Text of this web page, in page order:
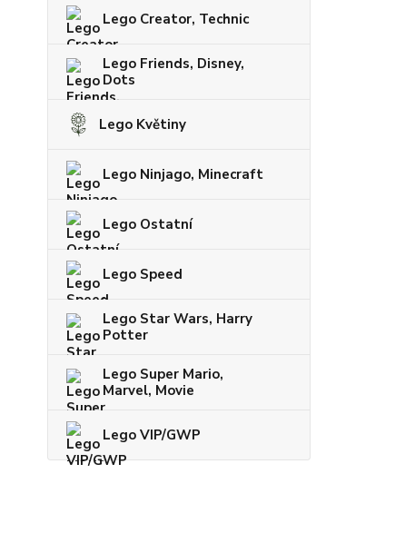
Lego Creator, Technic
Lego Friends, Disney,
Dots
Lego Květiny
Lego Ninjago, Minecraft
Lego Ostatní
Lego Speed
Lego Star Wars, Harry
Potter
Lego Super Mario,
Marvel, Movie
Lego VIP/GWP